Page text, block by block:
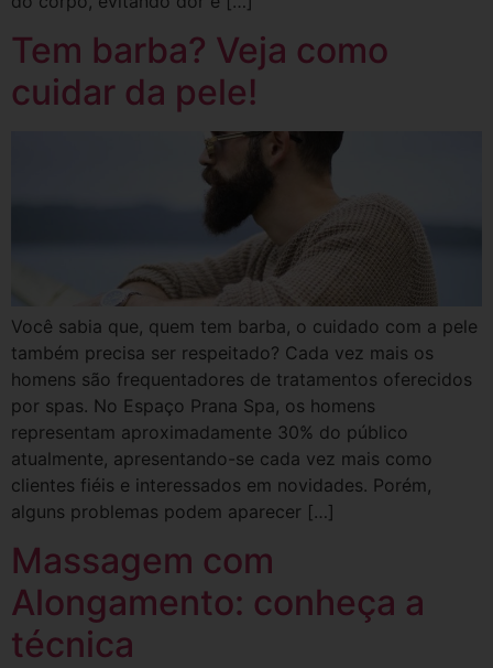
Tem barba? Veja como
cuidar da pele!
Você sabia que, quem tem barba, o cuidado com a pele
também precisa ser respeitado? Cada vez mais os
homens são frequentadores de tratamentos oferecidos
por spas. No Espaço Prana Spa, os homens
representam aproximadamente 30% do público
atualmente, apresentando-se cada vez mais como
clientes fiéis e interessados em novidades. Porém,
alguns problemas podem aparecer […]
Massagem com
Alongamento: conheça a
técnica